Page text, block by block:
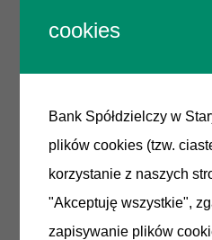
zmienić kod PIN,
internetowych),
ustanowić bądź
Secure (PIN do
zarządzać kartami
(przypisanymi do
cookies
Bank Spółdzielczy w
plików cookies (tzw.
korzystanie z naszych
"Akceptuję wszystkie",
zapisywanie plików